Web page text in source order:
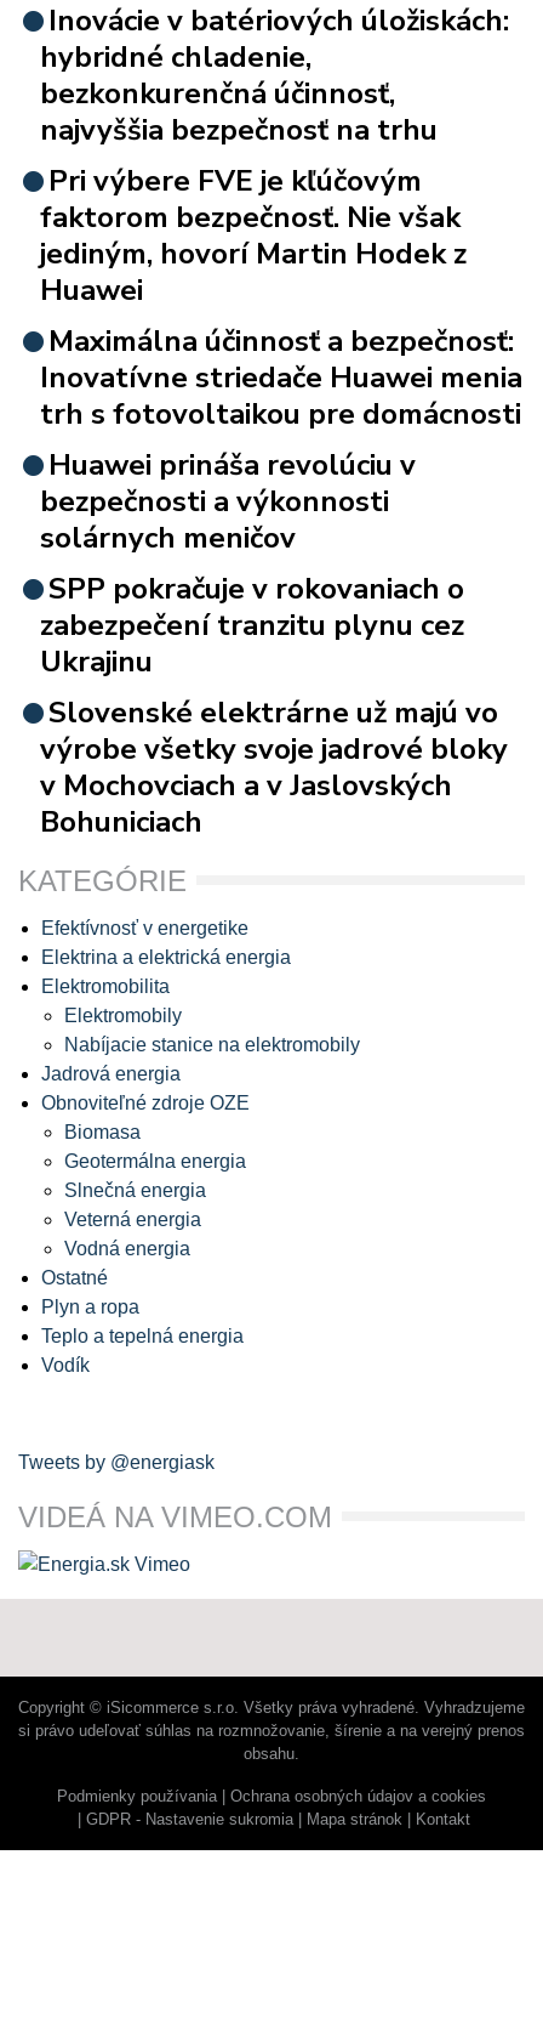
Inovácie v batériových úložiskách:
hybridné chladenie,
bezkonkurenčná účinnosť,
najvyššia bezpečnosť na trhu
Pri výbere FVE je kľúčovým
faktorom bezpečnosť. Nie však
jediným, hovorí Martin Hodek z
Huawei
Maximálna účinnosť a bezpečnosť:
Inovatívne striedače Huawei menia
trh s fotovoltaikou pre domácnosti
Huawei prináša revolúciu v
bezpečnosti a výkonnosti
solárnych meničov
SPP pokračuje v rokovaniach o
zabezpečení tranzitu plynu cez
Ukrajinu
Slovenské elektrárne už majú vo
výrobe všetky svoje jadrové bloky
v Mochovciach a v Jaslovských
Bohuniciach
KATEGÓRIE
Efektívnosť v energetike
Elektrina a elektrická energia
Elektromobilita
Elektromobily
Nabíjacie stanice na elektromobily
Jadrová energia
Obnoviteľné zdroje OZE
Biomasa
Geotermálna energia
Slnečná energia
Veterná energia
Vodná energia
Ostatné
Plyn a ropa
Teplo a tepelná energia
Vodík
Tweets by @energiask
VIDEÁ NA VIMEO.COM
Copyright © iSicommerce s.r.o. Všetky práva vyhradené. Vyhradzujeme
si právo udeľovať súhlas na rozmnožovanie, šírenie a na verejný prenos
obsahu.
Podmienky používania
Ochrana osobných údajov a cookies
GDPR - Nastavenie sukromia
Mapa stránok Kontakt